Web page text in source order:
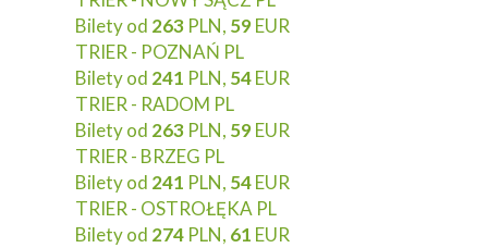
Bilety od 263 PLN, 59EUR
TRIER - POZNAŃ PL
Bilety od 241 PLN, 54EUR
TRIER - RADOM PL
Bilety od 263 PLN, 59EUR
TRIER - BRZEG PL
Bilety od 241 PLN, 54EUR
TRIER - OSTROŁĘKA PL
Bilety od 274 PLN, 61 EUR